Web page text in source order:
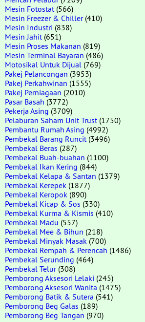
Mesin Fotostat (566)
Mesin Freezer & Chiller(410)
Mesin Industri (838)
Mesin Jahit (651)
Mesin Proses Makanan (819)
Mesin Terminal Bayaran (486)
Motosikal Untuk Dijual (769)
Pakej Pelancongan (3953)
Pakej Perkahwinan (1555)
Pakej Perniagaan (2010)
Pasar Basah (3772)
Pekerja Asing (3709)
Pelaburan Saham Unit Trust (1750)
Pembantu Rumah Asing (4992)
Pembekal Barang Runcit (3496)
Pembekal Beras (287)
Pembekal Buah-buahan (1100)
Pembekal Ikan Kering (844)
Pembekal Kelapa & Santan (1379)
Pembekal Kerepek (1877)
Pembekal Keropok (890)
Pembekal Kicap & Sos (330)
Pembekal Kurma & Kismis (410)
Pembekal Madu (557)
Pembekal Mee & Bihun (218)
Pembekal Minyak Masak (700)
Pembekal Rempah & Perencah (1486)
Pembekal Serunding (464)
Pembekal Telur(308)
Pemborong Aksesori Lelaki (245)
Pemborong Aksesori Wanita (1475)
Pemborong Batik & Sutera (541)
Pemborong Beg Galas (189)
Pemborong Beg Tangan (970)